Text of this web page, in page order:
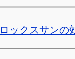
ックスサンの